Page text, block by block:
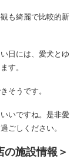
も綺麗で比較的新
日には、愛犬とゆ
す。
そうです。
いですね。是非愛
ごしください。
の施設情報＞